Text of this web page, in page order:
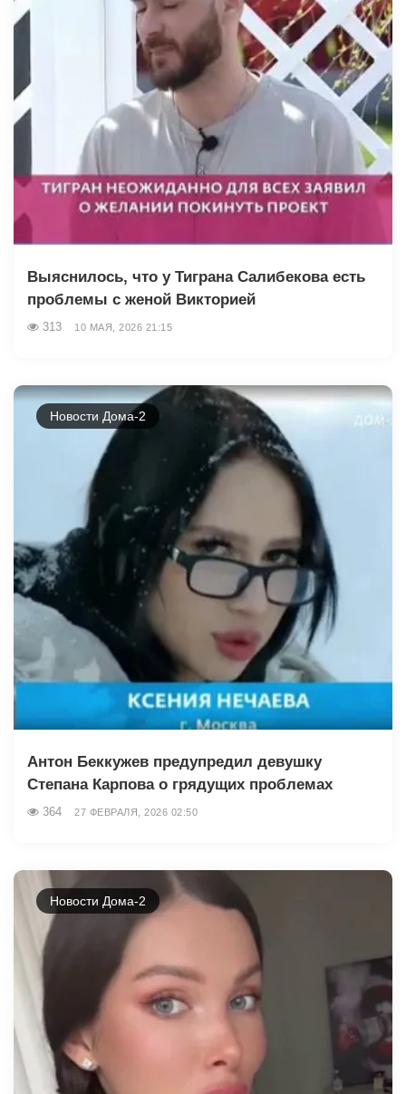
Выяснилось, что у Тиграна Салибекова есть
проблемы с женой Викторией
313 10 МАЯ, 2026 21:15
Новости Дома-2
Антон Беккужев предупредил девушку
Степана Карпова о грядущих проблемах
364 27 ФЕВРАЛЯ, 2026 02:50
Новости Дома-2